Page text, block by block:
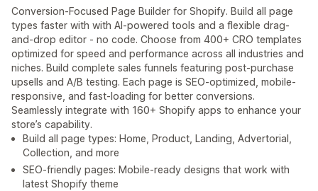
Conversion-Focused Page Builder for Shopify. Build all page
types faster with with AI-powered tools and a flexible drag-
and-drop editor - no code. Choose from 400+ CRO templates
optimized for speed and performance across all industries and
niches. Build complete sales funnels featuring post-purchase
upsells and A/B testing. Each page is SEO-optimized, mobile-
responsive, and fast-loading for better conversions.
Seamlessly integrate with 160+ Shopify apps to enhance your
store’s capability.
Build all page types: Home, Product, Landing, Advertorial,
Collection, and more
SEO-friendly pages: Mobile-ready designs that work with
latest Shopify theme